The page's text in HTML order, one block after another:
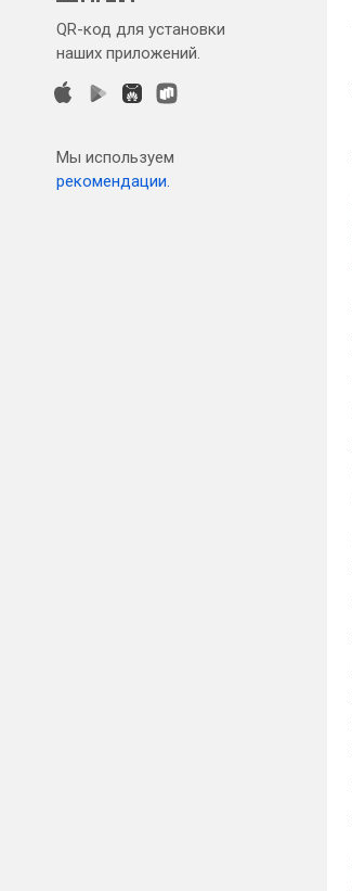
QR-код для установки
наших приложений.
Мы используем
рекомендации.